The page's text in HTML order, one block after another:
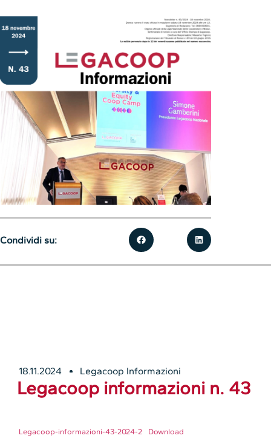
18.11.2024 Legacoop Informazioni
Legacoop informazioni n. 43
Legacoop-informazioni-43-2024-2 Download
Condividi su: